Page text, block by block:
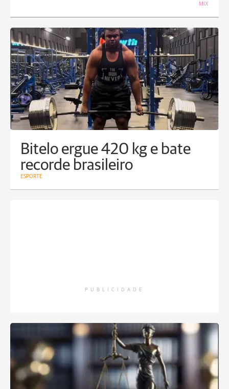
MIX
Bitelo ergue 420 kg e bate
recorde brasileiro
ESPORTE
PUBLICIDADE